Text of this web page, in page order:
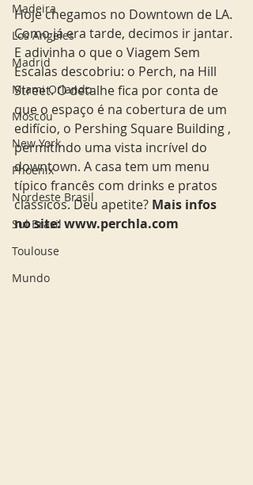
Madeira
Los Angeles
Madrid
Miami Orlando
Moscou
New York
Phoenix
Nordeste Brasil
Sul Brasil
Toulouse
Mundo
Hoje chegamos no Downtown de LA.
Como já era tarde, decimos ir jantar.
E adivinha o que o Viagem Sem
Escalas descobriu: o Perch, na Hill
Street. O detalhe fica por conta de
que o espaço é na cobertura de um
edifício, o Pershing Square Building ,
permitindo uma vista incrível do
downtown. A casa tem um menu
típico francês com drinks e pratos
clássicos. Deu apetite? Mais infos
no site: www.perchla.com